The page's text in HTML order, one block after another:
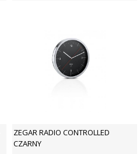
ZEGAR RADIO CONTROLLED
CZARNY